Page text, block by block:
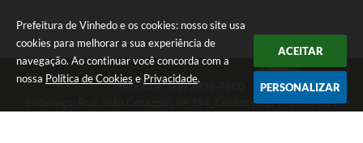
Prefeitura de Vinhedo e os cookies: nosso site usa
cookies para melhorar a sua experiência de
navegação. Ao continuar você concorda com a
nossa Política de Cookies e Privacidade.
ACEITAR
PERSONALIZAR
Telefone: (19) 3826-7800
Endereço: Rua João Corazzari, nº 394, Centro | CEP: 13280-091